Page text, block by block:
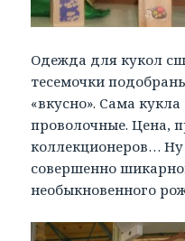
Одежда для кукол
тесемочки
«вкусно». Сама
проволочные. Цена,
коллекционеров… Ну
совершенно
необыкновенного